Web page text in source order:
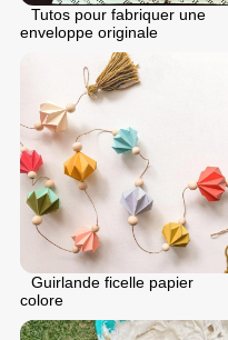
Tutos pour fabriquer une
enveloppe originale
Guirlande ficelle papier
colore